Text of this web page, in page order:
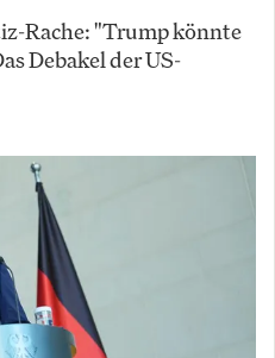
Rache: "Trump könnte
Debakel der US-